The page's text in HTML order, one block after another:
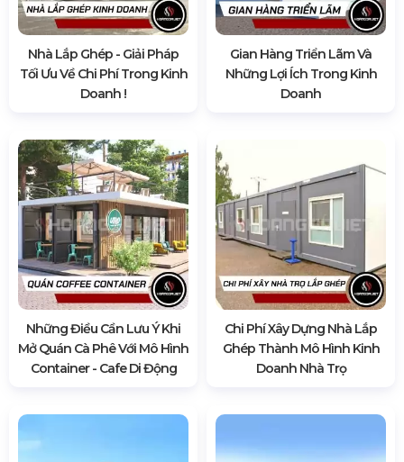
Nhà Lắp Ghép - Giải Pháp
Tối Ưu Về Chi Phí Trong Kinh
Doanh !
Gian Hàng Triển Lãm Và
Những Lợi Ích Trong Kinh
Doanh
Những Điều Cần Lưu Ý Khi
Mở Quán Cà Phê Với Mô Hình
Container - Cafe Di Động
Chi Phí Xây Dựng Nhà Lắp
Ghép Thành Mô Hình Kinh
Doanh Nhà Trọ